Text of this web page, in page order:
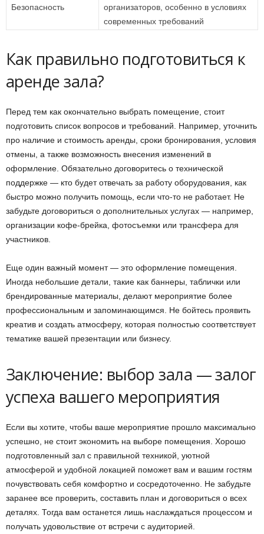
Безопасность
организаторов, особенно в условиях
современных требований
Как правильно подготовиться к
аренде зала?
Перед тем как окончательно выбрать помещение, стоит
подготовить список вопросов и требований. Например, уточнить
про наличие и стоимость аренды, сроки бронирования, условия
отмены, а также возможность внесения изменений в
оформление. Обязательно договоритесь о технической
поддержке — кто будет отвечать за работу оборудования, как
быстро можно получить помощь, если что-то не работает. Не
забудьте договориться о дополнительных услугах — например,
организации кофе-брейка, фотосъемки или трансфера для
участников.
Еще один важный момент — это оформление помещения.
Иногда небольшие детали, такие как баннеры, таблички или
брендированные материалы, делают мероприятие более
профессиональным и запоминающимся. Не бойтесь проявить
креатив и создать атмосферу, которая полностью соответствует
тематике вашей презентации или бизнесу.
Заключение: выбор зала — залог
успеха вашего мероприятия
Если вы хотите, чтобы ваше мероприятие прошло максимально
успешно, не стоит экономить на выборе помещения. Хорошо
подготовленный зал с правильной техникой, уютной
атмосферой и удобной локацией поможет вам и вашим гостям
почувствовать себя комфортно и сосредоточенно. Не забудьте
заранее все проверить, составить план и договориться о всех
деталях. Тогда вам останется лишь наслаждаться процессом и
получать удовольствие от встречи с аудиторией.